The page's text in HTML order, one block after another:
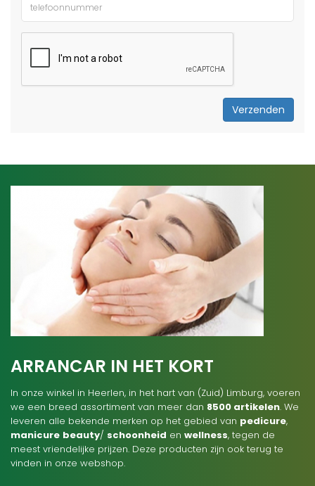
Verzenden
ARRANCAR IN HET KORT
In onze winkel in Heerlen, in het hart van (Zuid) Limburg, voeren
we een breed assortiment van meer dan 8500 artikelen. We
leveren alle bekende merken op het gebied van pedicure,
manicure beauty/ schoonheid en wellness, tegen de
meest vriendelijke prijzen. Deze producten zijn ook terug te
vinden in onze webshop.